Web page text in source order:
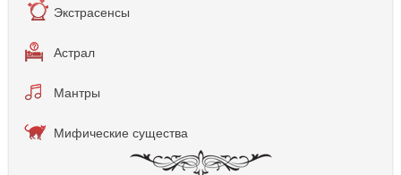
Экстрасенсы
Астрал
Мантры
Мифические существа